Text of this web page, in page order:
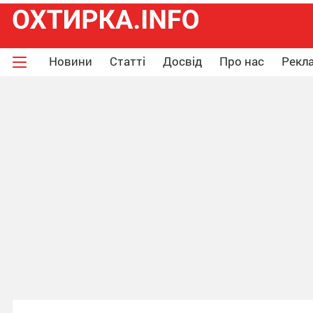
Новини Статті Досвід Про нас